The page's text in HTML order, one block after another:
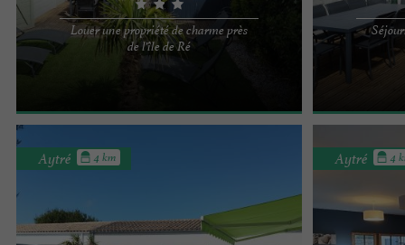
Louer une propriété de charme près
de l'île de Ré
Charme et bien être proche La Rochelle, Ile de Ré,
Oléron, Aix, Madame, Fouras Située dans une
Charme et
Oléron, Aix,
Aytré 4 km Aytré 4